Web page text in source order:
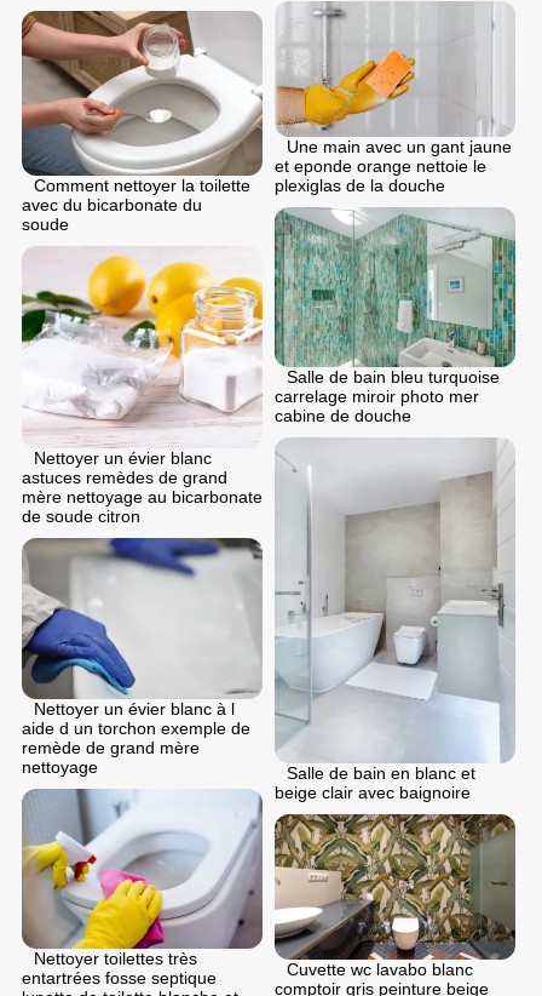
Une main avec un gant jaune
et eponde orange nettoie le
plexiglas de la douche
Comment nettoyer la toilette
avec du bicarbonate du
soude
Salle de bain bleu turquoise
carrelage miroir photo mer
cabine de douche
Nettoyer un évier blanc
astuces remèdes de grand
mère nettoyage au bicarbonate
de soude citron
Salle de bain en blanc et
beige clair avec baignoire
Nettoyer un évier blanc à l
aide d un torchon exemple de
remède de grand mère
nettoyage
Nettoyer toilettes très
entartrées fosse septique
Cuvette wc lavabo blanc
comptoir gris peinture beige